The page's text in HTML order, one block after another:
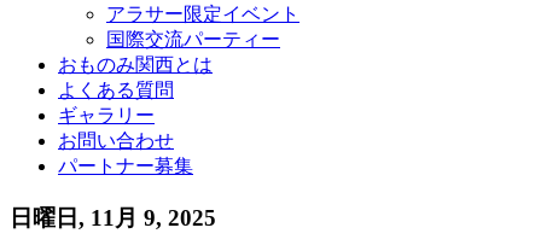
アラサー限定イベント
国際交流パーティー
おものみ関西とは
よくある質問
ギャラリー
お問い合わせ
パートナー募集
日曜日, 11月 9, 2025